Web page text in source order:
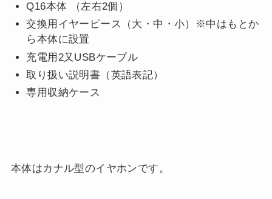
Q16本体 （左右2個）
交換用イヤーピース（大・中・小）※中はもとか
ら本体に設置
充電用2又USBケーブル
取り扱い説明書（英語表記）
専用収納ケース
本体はカナル型のイヤホンです。